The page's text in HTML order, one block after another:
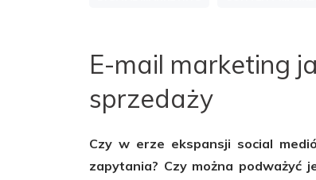
E-mail marketing
sprzedaży
Czy w erze ekspansji social
zapytania? Czy można podważyć